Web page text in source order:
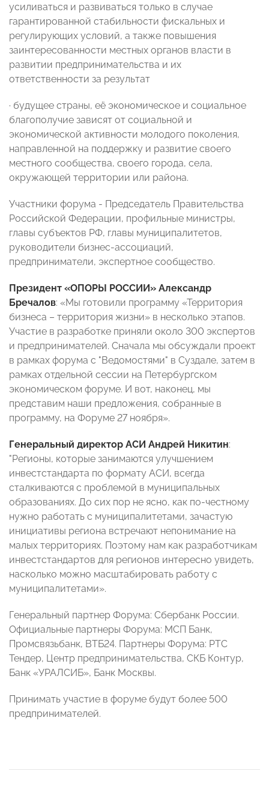
усиливаться и развиваться только в случае
гарантированной стабильности фискальных и
регулирующих условий, а также повышения
заинтересованности местных органов власти в
развитии предпринимательства и их
ответственности за результат
· будущее страны, её экономическое и социальное
благополучие зависят от социальной и
экономической активности молодого поколения,
направленной на поддержку и развитие своего
местного сообщества, своего города, села,
окружающей территории или района.
Участники форума - Председатель Правительства
Российской Федерации, профильные министры,
главы субъектов РФ, главы муниципалитетов,
руководители бизнес-ассоциаций,
предприниматели, экспертное сообщество.
Президент «ОПОРЫ РОССИИ» Александр
Бречалов: «Мы готовили программу «Территория
бизнеса – территория жизни» в несколько этапов.
Участие в разработке приняли около 300 экспертов
и предпринимателей. Сначала мы обсуждали проект
в рамках форума с "Ведомостями" в Суздале, затем в
рамках отдельной сессии на Петербургском
экономическом форуме. И вот, наконец, мы
представим наши предложения, собранные в
программу, на Форуме 27 ноября».
Генеральный директор АСИ Андрей Никитин:
"Регионы, которые занимаются улучшением
инвестстандарта по формату АСИ, всегда
сталкиваются с проблемой в муниципальных
образованиях. До сих пор не ясно, как по-честному
нужно работать с муниципалитетами, зачастую
инициативы региона встречают непонимание на
малых территориях. Поэтому нам как разработчикам
инвестстандартов для регионов интересно увидеть,
насколько можно масштабировать работу с
муниципалитетами».
Генеральный партнер Форума: Сбербанк России.
Официальные партнеры Форума: МСП Банк,
Промсвязьбанк, ВТБ24. Партнеры Форума: РТС
Тендер, Центр предпринимательства, СКБ Контур,
Банк «УРАЛСИБ», Банк Москвы.
Принимать участие в форуме будут более 500
предпринимателей.